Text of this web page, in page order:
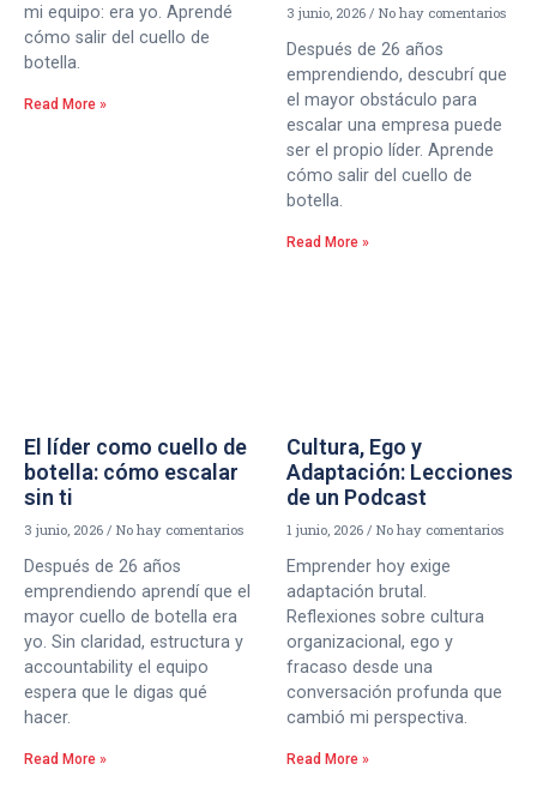
mi equipo: era yo. Aprendé
cómo salir del cuello de
botella.
Read More »
3 junio, 2026 No hay comentarios
Después de 26 años
emprendiendo, descubrí que
el mayor obstáculo para
escalar una empresa puede
ser el propio líder. Aprende
cómo salir del cuello de
botella.
Read More »
El líder como cuello de
botella: cómo escalar
sin ti
3 junio, 2026 No hay comentarios
Después de 26 años
emprendiendo aprendí que el
mayor cuello de botella era
yo. Sin claridad, estructura y
accountability el equipo
espera que le digas qué
hacer.
Read More »
Cultura, Ego y
Adaptación: Lecciones
de un Podcast
1 junio, 2026 No hay comentarios
Emprender hoy exige
adaptación brutal.
Reflexiones sobre cultura
organizacional, ego y
fracaso desde una
conversación profunda que
cambió mi perspectiva.
Read More »